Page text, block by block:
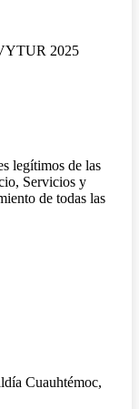
2025
legítimos de las
Servicios y
de todas las
Cuauhtémoc,